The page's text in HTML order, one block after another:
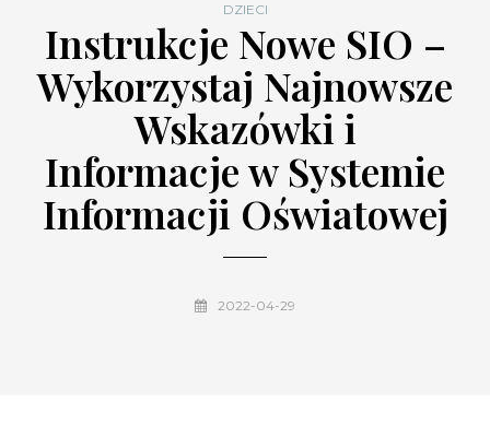
DZIECI
Instrukcje Nowe SIO –
Wykorzystaj Najnowsze
Wskazówki i
Informacje w Systemie
Informacji Oświatowej
2022-04-29